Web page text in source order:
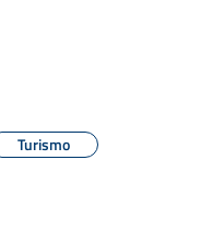
Turismo